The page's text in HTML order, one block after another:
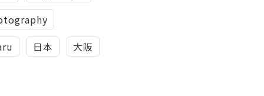
日本 大阪